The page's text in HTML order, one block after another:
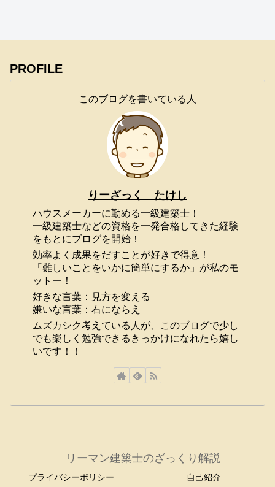
PROFILE
このブログを書いている人
りーざっく たけし
ハウスメーカーに勤める一級建築士！
一級建築士などの資格を一発合格してきた経験
をもとにブログを開始！
効率よく成果をだすことが好きで得意！
「難しいことをいかに簡単にするか」が私のモ
ットー！
好きな言葉：見方を変える
嫌いな言葉：右にならえ
ムズカシク考えている人が、このブログで少し
でも楽しく勉強できるきっかけになれたら嬉し
いです！！
リーマン建築士のざっくり解説
プライバシーポリシー 自己紹介